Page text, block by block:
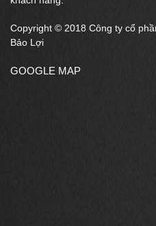
Copyright © 2018 Công ty cổ
Bảo Lợi
GOOGLE MAP